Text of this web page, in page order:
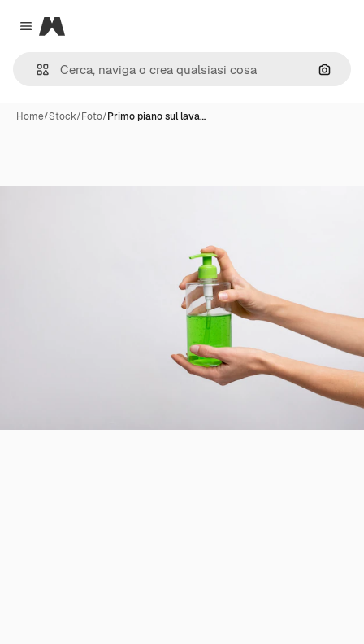
Close menu
Magnific
Cerca
Home/Stock/Foto/Primo piano sul lava…